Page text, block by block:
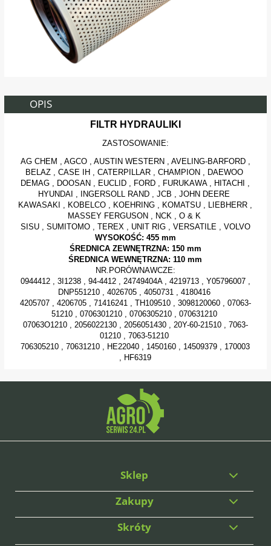
OPIS
FILTR HYDRAULIKI
ZASTOSOWANIE:
AG CHEM , AGCO , AUSTIN WESTERN , AVELING-BARFORD ,
BELAZ , CASE IH , CATERPILLAR , CHAMPION , DAEWOO
DEMAG , DOOSAN , EUCLID , FORD , FURUKAWA , HITACHI ,
HYUNDAI , INGERSOLL RAND , JCB , JOHN DEERE
KAWASAKI , KOBELCO , KOEHRING , KOMATSU , LIEBHERR ,
MASSEY FERGUSON , NCK , O & K
SISU , SUMITOMO , TEREX , UNIT RIG , VERSATILE , VOLVO
WYSOKOŚĆ: 455 mm
ŚREDNICA ZEWNĘTRZNA: 150 mm
ŚREDNICA WEWNĘTRZNA: 110 mm
NR.PORÓWNAWCZE:
0944412 , 3I1238 , 94-4412 , 24749404A , 4219713 , Y05796007 ,
DNP551210 , 4026705 , 4050731 , 4180416
4205707 , 4206705 , 71416241 , TH109510 , 3098120060 , 07063-
51210 , 0706301210 , 0706305210 , 070631210
07063O1210 , 2056022130 , 2056051430 , 20Y-60-21510 , 7063-
01210 , 7063-51210
706305210 , 70631210 , HE22040 , 1450160 , 14509379 , 170003
, HF6319
Sklep
Zakupy
Skróty